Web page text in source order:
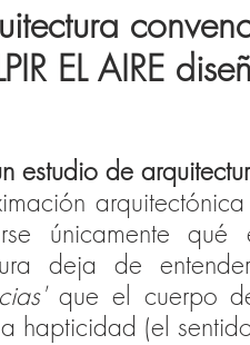
EL AIRE
estudio de
únicamente
deja de
que el cuerpo
hapticidad (el